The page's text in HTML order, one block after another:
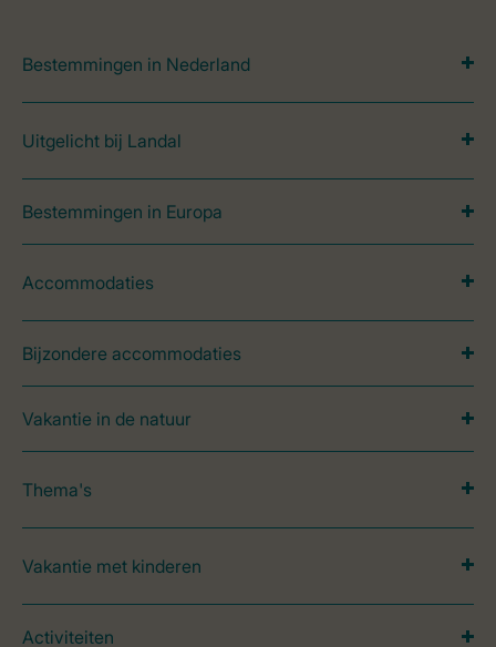
Bestemmingen in Nederland
Uitgelicht bij Landal
Bestemmingen in Europa
Accommodaties
Bijzondere accommodaties
Vakantie in de natuur
Thema's
Vakantie met kinderen
Activiteiten